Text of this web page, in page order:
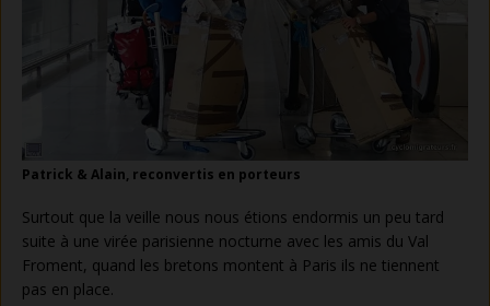
Patrick & Alain, reconvertis en porteurs
Surtout que la veille nous nous étions endormis un peu tard
suite à une virée parisienne nocturne avec les amis du Val
Froment, quand les bretons montent à Paris ils ne tiennent
pas en place.